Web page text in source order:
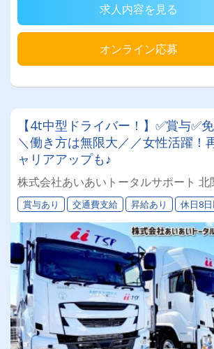
求人内容を見る
オンライン応募
【4t中型ドライバー！】✅賞与✅
＼働き方は無限大／／女性活躍！
ャリアアップも♪
株式会社あいあいトータルサポート 北
賞与あり 交通費支給 昇給あり 休日8